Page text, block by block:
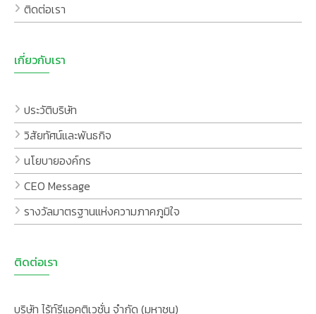
ติดต่อเรา
เกี่ยวกับเรา
ประวัติบริษัท
วิสัยทัศน์และพันธกิจ
นโยบายองค์กร
CEO Message
รางวัลมาตรฐานแห่งความภาคภูมิใจ
ติดต่อเรา
บริษัท ไร้ท์รีแอคติเวชั่น จำกัด (มหาชน)